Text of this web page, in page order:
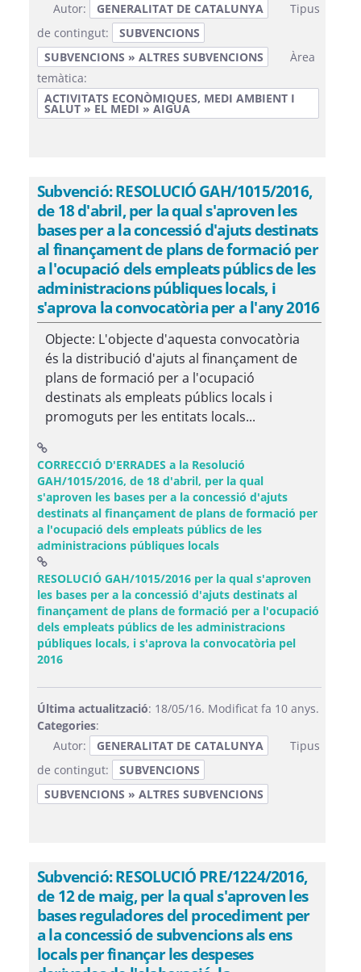
Autor:
GENERALITAT DE CATALUNYA
Tipus
de contingut:
SUBVENCIONS
SUBVENCIONS » ALTRES SUBVENCIONS
Àrea
temàtica:
ACTIVITATS ECONÒMIQUES, MEDI AMBIENT I
SALUT » EL MEDI » AIGUA
Subvenció: RESOLUCIÓ GAH/1015/2016,
de 18 d'abril, per la qual s'aproven les
bases per a la concessió d'ajuts destinats
al finançament de plans de formació per
a l'ocupació dels empleats públics de les
administracions públiques locals, i
s'aprova la convocatòria per a l'any 2016
Objecte: L'objecte d'aquesta convocatòria
és la distribució d'ajuts al finançament de
plans de formació per a l'ocupació
destinats als empleats públics locals i
promoguts per les entitats locals...
CORRECCIÓ D'ERRADES a la Resolució
GAH/1015/2016, de 18 d'abril, per la qual
s'aproven les bases per a la concessió d'ajuts
destinats al finançament de plans de formació per
a l'ocupació dels empleats públics de les
administracions públiques locals(Obre una finestra nova)
RESOLUCIÓ GAH/1015/2016 per la qual s'aproven
les bases per a la concessió d'ajuts destinats al
finançament de plans de formació per a l'ocupació
dels empleats públics de les administracions
públiques locals, i s'aprova la convocatòria pel
2016(Obre una finestra nova)
Última actualització: 18/05/16. Modificat fa 10 anys.
Categories:
Autor:
GENERALITAT DE CATALUNYA
Tipus
de contingut:
SUBVENCIONS
SUBVENCIONS » ALTRES SUBVENCIONS
Subvenció: RESOLUCIÓ PRE/1224/2016,
de 12 de maig, per la qual s'aproven les
bases reguladores del procediment per
a la concessió de subvencions als ens
locals per finançar les despeses